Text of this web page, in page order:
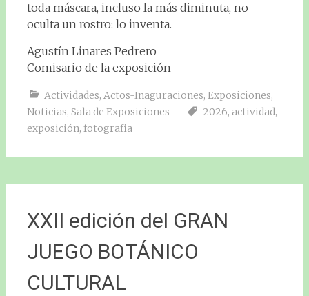
toda máscara, incluso la más diminuta, no
oculta un rostro: lo inventa.
Agustín Linares Pedrero
Comisario de la exposición
Actividades, Actos-Inaguraciones, Exposiciones,
Noticias, Sala de Exposiciones 2026, actividad,
exposición, fotografia
XXII edición del GRAN
JUEGO BOTÁNICO
CULTURAL